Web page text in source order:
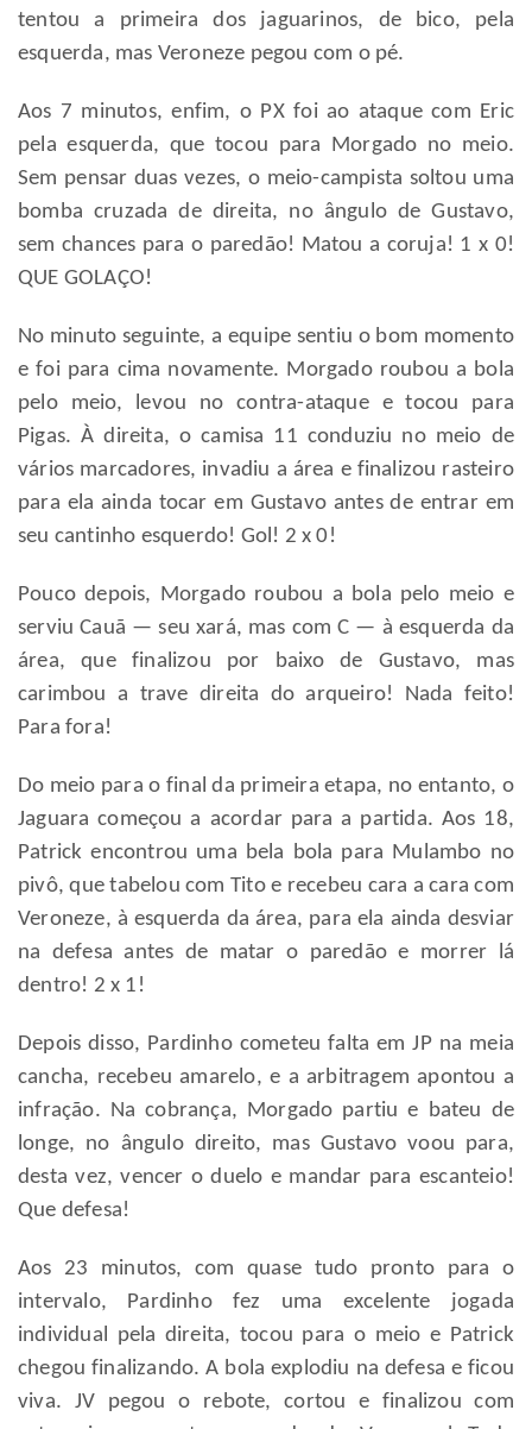
tentou a primeira dos jaguarinos, de bico, pela
esquerda, mas Veroneze pegou com o pé.
Aos 7 minutos, enfim, o PX foi ao ataque com Eric
pela esquerda, que tocou para Morgado no meio.
Sem pensar duas vezes, o meio-campista soltou uma
bomba cruzada de direita, no ângulo de Gustavo,
sem chances para o paredão! Matou a coruja! 1 x 0!
QUE GOLAÇO!
No minuto seguinte, a equipe sentiu o bom momento
e foi para cima novamente. Morgado roubou a bola
pelo meio, levou no contra-ataque e tocou para
Pigas. À direita, o camisa 11 conduziu no meio de
vários marcadores, invadiu a área e finalizou rasteiro
para ela ainda tocar em Gustavo antes de entrar em
seu cantinho esquerdo! Gol! 2 x 0!
Pouco depois, Morgado roubou a bola pelo meio e
serviu Cauã — seu xará, mas com C — à esquerda da
área, que finalizou por baixo de Gustavo, mas
carimbou a trave direita do arqueiro! Nada feito!
Para fora!
Do meio para o final da primeira etapa, no entanto, o
Jaguara começou a acordar para a partida. Aos 18,
Patrick encontrou uma bela bola para Mulambo no
pivô, que tabelou com Tito e recebeu cara a cara com
Veroneze, à esquerda da área, para ela ainda desviar
na defesa antes de matar o paredão e morrer lá
dentro! 2 x 1!
Depois disso, Pardinho cometeu falta em JP na meia
cancha, recebeu amarelo, e a arbitragem apontou a
infração. Na cobrança, Morgado partiu e bateu de
longe, no ângulo direito, mas Gustavo voou para,
desta vez, vencer o duelo e mandar para escanteio!
Que defesa!
Aos 23 minutos, com quase tudo pronto para o
intervalo, Pardinho fez uma excelente jogada
individual pela direita, tocou para o meio e Patrick
chegou finalizando. A bola explodiu na defesa e ficou
viva. JV pegou o rebote, cortou e finalizou com